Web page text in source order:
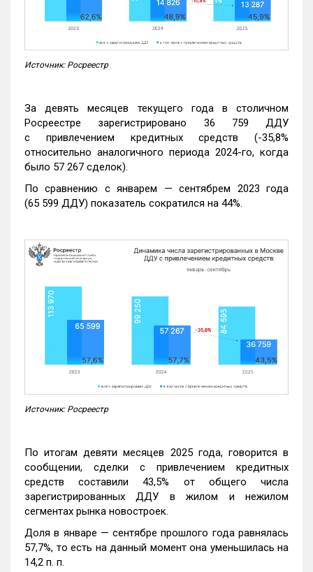
Источник: Росреестр
За девять месяцев текущего года в столичном
Росреестре зарегистрировано 36 759 ДДУ
с привлечением кредитных средств (-35,8%
относительно аналогичного периода 2024-го, когда
было 57 267 сделок).
По сравнению с январем — сентябрем 2023 года
(65 599 ДДУ) показатель сократился на 44%.
Источник: Росреестр
По итогам девяти месяцев 2025 года, говорится в
сообщении, сделки с привлечением кредитных
средств составили 43,5% от общего числа
зарегистрированных ДДУ в жилом и нежилом
сегментах рынка новостроек.
Доля в январе — сентябре прошлого года равнялась
57,7%, то есть на данный момент она уменьшилась на
14,2 п. п.